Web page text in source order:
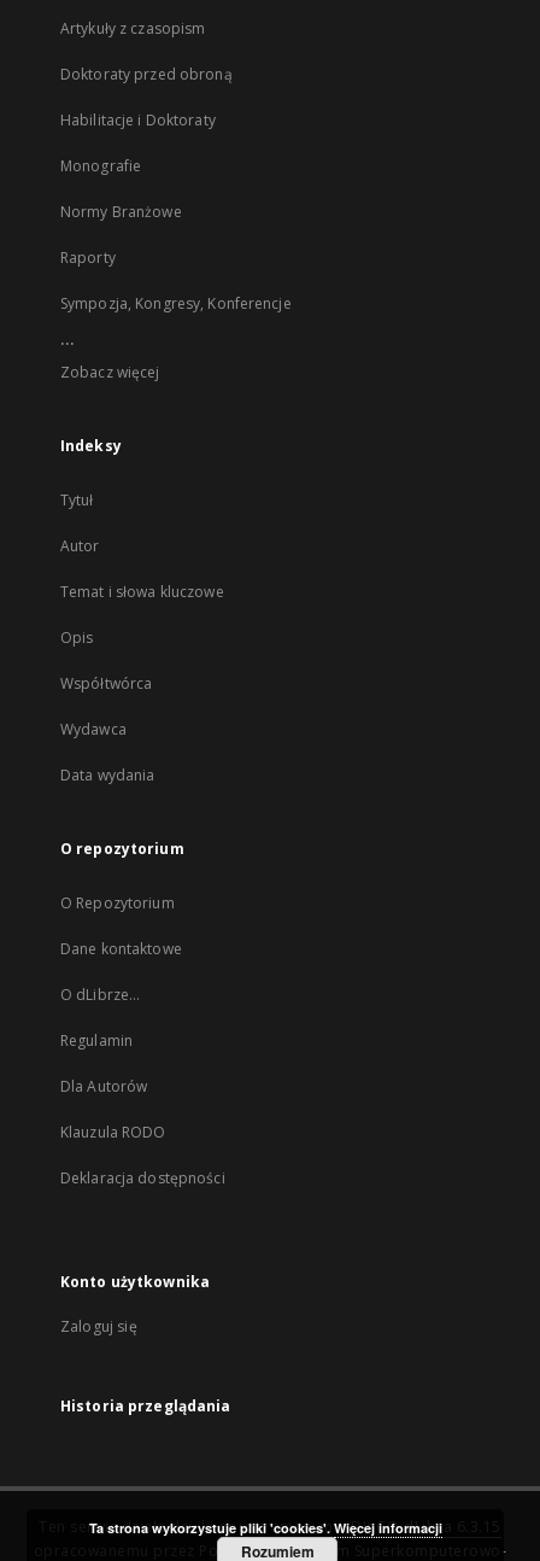
Artykuły z czasopism
Doktoraty przed obroną
Habilitacje i Doktoraty
Monografie
Normy Branżowe
Raporty
Sympozja, Kongresy, Konferencje
...
Zobacz więcej
Indeksy
Tytuł
Autor
Temat i słowa kluczowe
Opis
Współtwórca
Wydawca
Data wydania
O repozytorium
O Repozytorium
Dane kontaktowe
O dLibrze...
Regulamin
Dla Autorów
Klauzula RODO
Deklaracja dostępności
Konto użytkownika
Zaloguj się
Historia przeglądania
Ten serwis działa dzięki oprogramowaniuDInGO dLibra 6.3.15
Poznańskie Centrum Superkomputerowo-
Ta strona wykorzystuje pliki 'cookies'. Więcej informacji
Rozumiem